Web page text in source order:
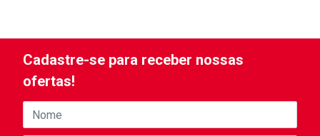
Cadastre-se para receber nossas
ofertas!